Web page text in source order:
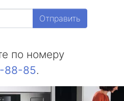
Отправить
по номеру
88-85.